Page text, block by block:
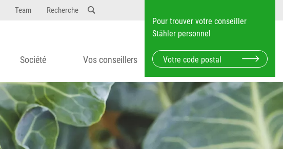
Team Recherche
Pour trouver votre conseiller
Stähler personnel
Société Vos conseillers